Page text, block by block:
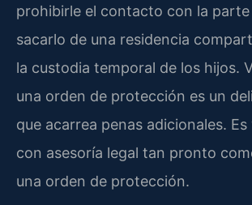
prohibirle el contacto con la
sacarlo de una residencia
la custodia temporal de los hijos.
una orden de protección es un
que acarrea penas adicionales.
con asesoría legal tan pronto
una orden de protección.